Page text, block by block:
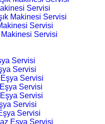
Servisi
Makinesi Servisi
Servisi
Servisi
Servisi
Servisi
Servisi
Servisi
Servisi
Servisi
Servisi
Eşya Servisi